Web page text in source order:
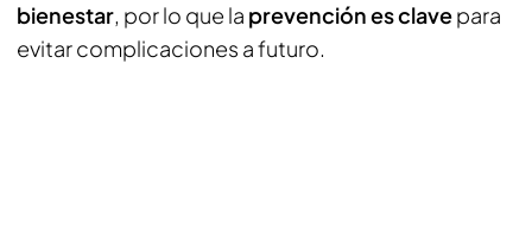
bienestar, por lo que la prevención es clavepara
evitar complicaciones a futuro.